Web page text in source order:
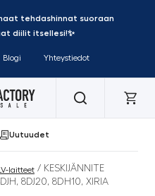
tehdashinnat suoraan
diilit itsellesi!✨
Blogi Yhteystiedot
Uutuudet
laitteet / KESKIJÄNNITE
8DJ20, 8DH10, XIRIA